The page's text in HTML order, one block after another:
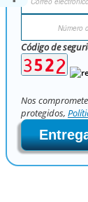
Código de
Nos
protegidos,